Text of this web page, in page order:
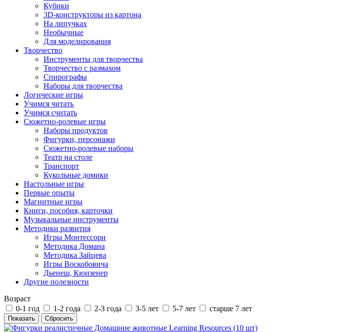
Кубики
3D-конструкторы из картона
На липучках
Необычные
Для моделирования
Творчество
Инструменты для творчества
Творчество с размахом
Спирографы
Наборы для творчества
Логические игры
Учимся читать
Учимся считать
Сюжетно-ролевые игры
Наборы продуктов
Фигурки, персонажи
Сюжетно-ролевые наборы
Театр на столе
Транспорт
Кукольные домики
Настольные игры
Первые опыты
Магнитные игры
Книги, пособия, карточки
Музыкальные инструменты
Методики развития
Игры Монтессори
Методика Домана
Методика Зайцева
Игры Воскобовича
Дьенеш, Кюизенер
Другие полезности
Возраст
0-1 год
1-2 года 2-3 года 3-5 лет 5-7 лет старше 7 лет